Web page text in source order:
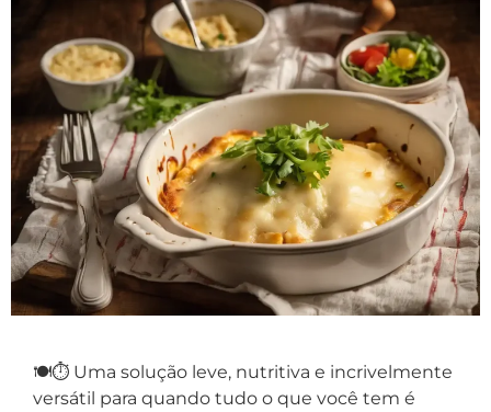
🍽️⏱️ Uma solução leve, nutritiva e incrivelmente
versátil para quando tudo o que você tem é